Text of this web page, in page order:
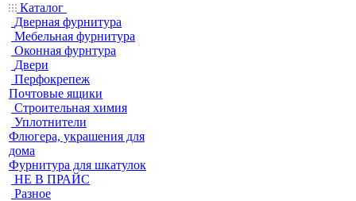
Каталог
Дверная фурнитура
Мебельная фурнитура
Оконная фурнтура
Двери
Перфокрепеж
Почтовые ящики
Строительная химия
Уплотнители
Флюгера, украшения для
дома
Фурнитура для шкатулок
НЕ В ПРАЙС
Разное